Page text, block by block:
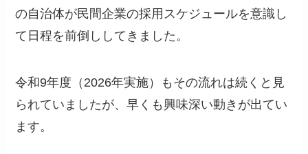
の自治体が民間企業の採用スケジュールを意識し
て日程を前倒ししてきました。
令和9年度（2026年実施）もその流れは続くと見
られていましたが、早くも興味深い動きが出てい
ます。